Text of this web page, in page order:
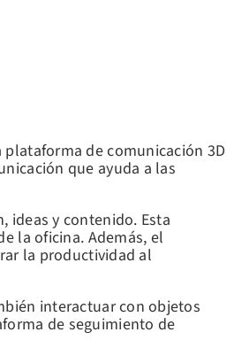
de comunicación 3D
que ayuda a las
ideas y contenido. Esta
la oficina. Además, el
la productividad al
interactuar con objetos
de seguimiento de